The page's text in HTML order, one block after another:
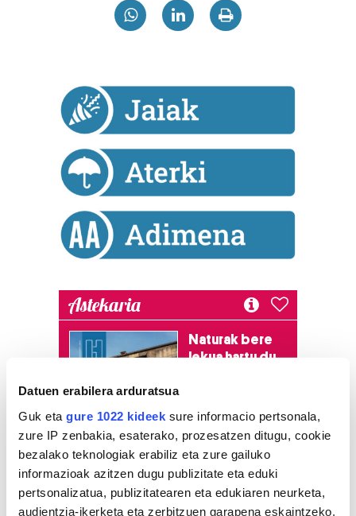
Datuen erabilera arduratsua
Guk eta gure 1022 kideek sure informacio pertsonala,
zure IP zenbakia, esaterako, prozesatzen ditugu, cookie
bezalako teknologiak erabiliz eta zure gailuko
informazioak azitzen dugu publizitate eta eduki
pertsonalizatua, publizitatearen eta edukiaren neurketa,
audientzia-ikerketa eta zerbitzuen garapena eskaintzeko.
Astekaria
Naturak bere
lekua hartu du
HARTU HITZA